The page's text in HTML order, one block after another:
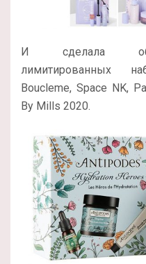
И сделала
лимитированных
Boucleme, Space NK,
By Mills 2020.